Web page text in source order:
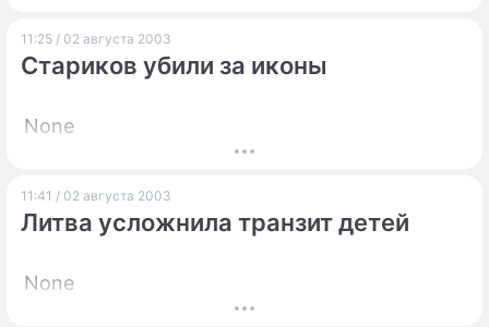
СТИЛЬ ЖИЗНИ
О ПРОЕКТЕ
11:25 / 02 августа 2003
Стариков убили за иконы
None
11:41 / 02 августа 2003
Литва усложнила транзит детей
None